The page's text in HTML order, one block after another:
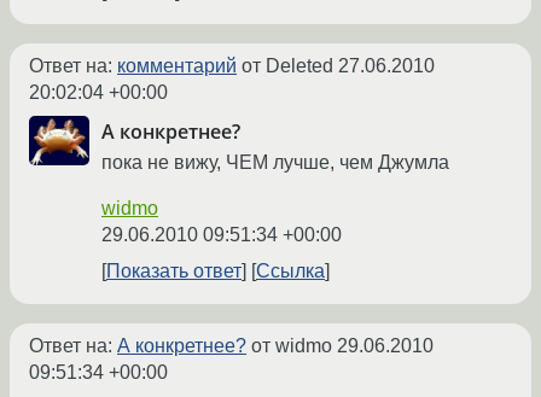
Ответ на: комментарий от Deleted 27.06.2010
20:02:04 +00:00
А конкретнее?
пока не вижу, ЧЕМ лучше, чем Джумла
widmo
29.06.2010 09:51:34 +00:00
Показать ответ
Ссылка
Ответ на: А конкретнее? от widmo 29.06.2010
09:51:34 +00:00